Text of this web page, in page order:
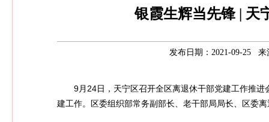
银霞生辉当先锋 | 天
发布日期：2021-09-25
9月24日，天宁区召开全区离退休干部党建工作推
建工作。区委组织部常务副部长、老干部局局长、区委